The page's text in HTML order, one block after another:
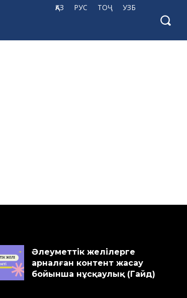
ҚАЗ РУС ТОҶ УЗБ
Әлеуметтік желілерге
арналған контент жасау
бойынша нұсқаулық (Гайд)